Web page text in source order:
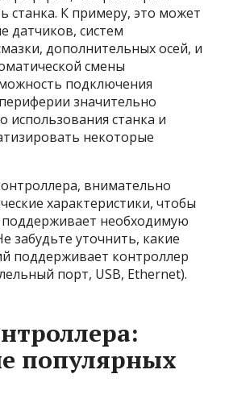
станка. К примеру, это может
датчиков, систем
дополнительных осей, и
смены
подключения
значительно
использования станка и
некоторые
внимательно
характеристики, чтобы
поддерживает необходимую
забудьте уточнить, какие
поддерживает контроллер
порт, USB, Ethernet).
популярных